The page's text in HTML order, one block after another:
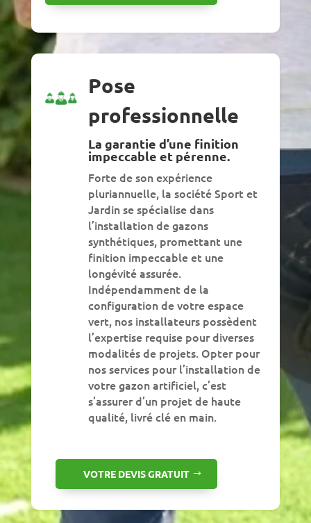
Pose
professionnelle
La garantie d’une finition
impeccable et pérenne.
Forte de son expérience
pluriannuelle, la société Sport et
Jardin se spécialise dans
l’installation de gazons
synthétiques, promettant une
finition impeccable et une
longévité assurée.
Indépendamment de la
configuration de votre espace
vert, nos installateurs possèdent
l’expertise requise pour diverses
modalités de projets. Opter pour
nos services pour l’installation de
votre gazon artificiel, c’est
s’assurer d’un projet de haute
qualité, livré clé en main.
VOTRE DEVIS GRATUIT